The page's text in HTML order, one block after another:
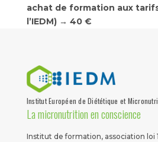
achat de formation aux
l’IEDM)→ 40 €
Institut Européen de Diététique et
La micronutrition en conscience
Institut de formation, association loi